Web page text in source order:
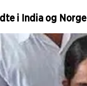
i India og Norge